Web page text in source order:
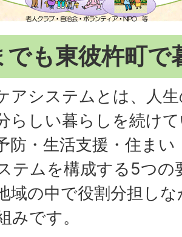
でも東彼杵町で
アシステムとは、人
らしい暮らしを続け
防・生活支援・住ま
テムを構成する5つの
域の中で役割分担し
みです。